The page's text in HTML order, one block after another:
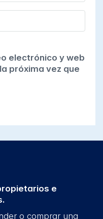
electrónico y web
próxima vez que
e
o comprar una